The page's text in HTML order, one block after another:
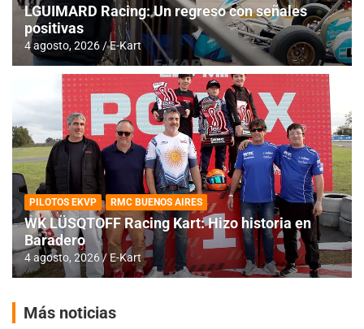
LGUIMARD Racing: Un regreso con señales
positivas
4 agosto, 2026 E-Kart
PILOTOS EKVP RMC BUENOS AIRES
WK LÜSQTOFF Racing Kart: Hizo historia en
Baradero
4 agosto, 2026 E-Kart
Más noticias